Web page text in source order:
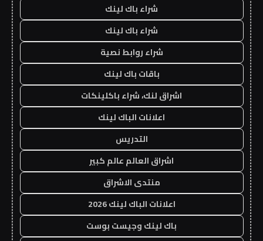
شراء باك لينك
شراء باك لينك
شراء روابط نصية
باقات باك لينك
اشراق لنك، شراء باكلينكات
اعلانات الباك لينك
التدريس
اشراق العالم عالم كبير
منتدى الاشراق
اعلانات الباك لينك 2026
باك لينك وجيست بوست